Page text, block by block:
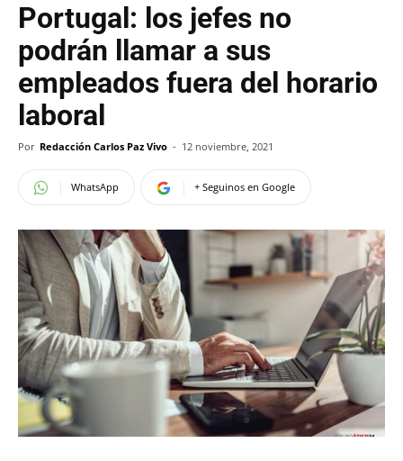
Portugal: los jefes no
podrán llamar a sus
empleados fuera del horario
laboral
Por Redacción Carlos Paz Vivo - 12 noviembre, 2021
WhatsApp + Seguinos en Google